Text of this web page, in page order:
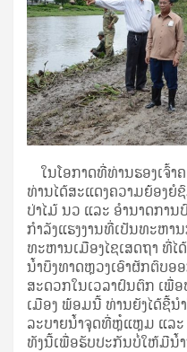
ໃນໂອກາດທີ່ທ່ານຮອງເຈົ້າ
ທ່ານໄດ້ສະແດງຄວາມຍ້ອງຍໍ
ປ່າໄມ້ ນວ ແລະ ອຳນາດກາ
ກຳລັງແຮງງານທີ່ເປັນທະຫາ
ທະຫານເມືອງໄຊເສດຖາ ທີ່ໄ
ນໍ້າບຶງທາດຫຼວງເອົາຜັກຕົບອ
ສະດວກໃນເວລາຝົນຕົກ ເພື່
ເມືອງ ພ້ອມນີ້ ທ່ານຍັງໄດ້ຊີ້ນ
ລະບາຍນໍ້າຈຸດທີ່ຫຼໍ່ແຫຼມ ແລະ
ທັງນີ້ເພື່ອຮັບປະກັນບໍ່ໃຫ້ມີນໍ້